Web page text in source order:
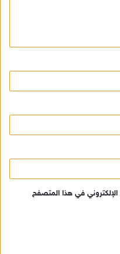
في هذا المتصفح